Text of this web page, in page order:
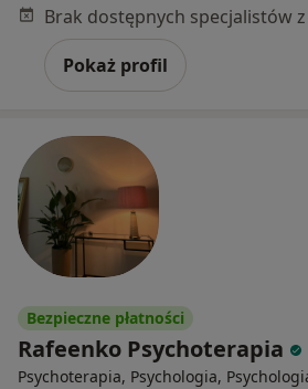
Pokaż profil
Bezpieczne płatności
Rafeenko Psychoterapia
Psychoterapia, Psychologia,